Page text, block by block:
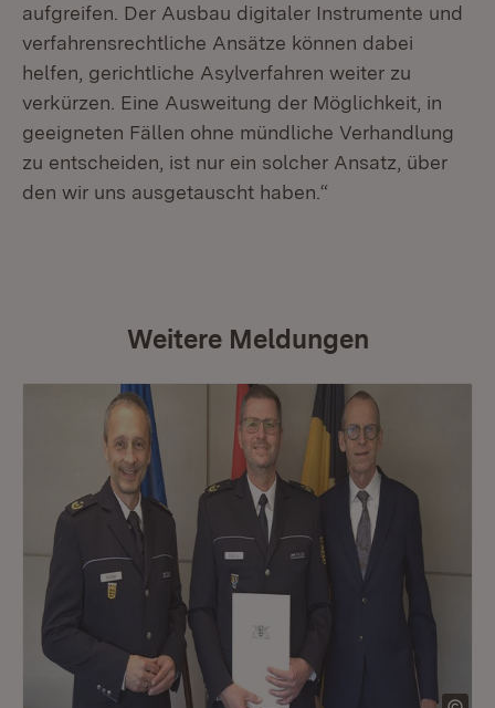
aufgreifen. Der Ausbau digitaler Instrumente und
verfahrensrechtliche Ansätze können dabei
helfen, gerichtliche Asylverfahren weiter zu
verkürzen. Eine Ausweitung der Möglichkeit, in
geeigneten Fällen ohne mündliche Verhandlung
zu entscheiden, ist nur ein solcher Ansatz, über
den wir uns ausgetauscht haben.“
Weitere Meldungen